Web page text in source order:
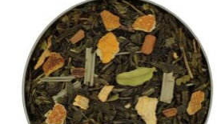
Add to
Wishlist